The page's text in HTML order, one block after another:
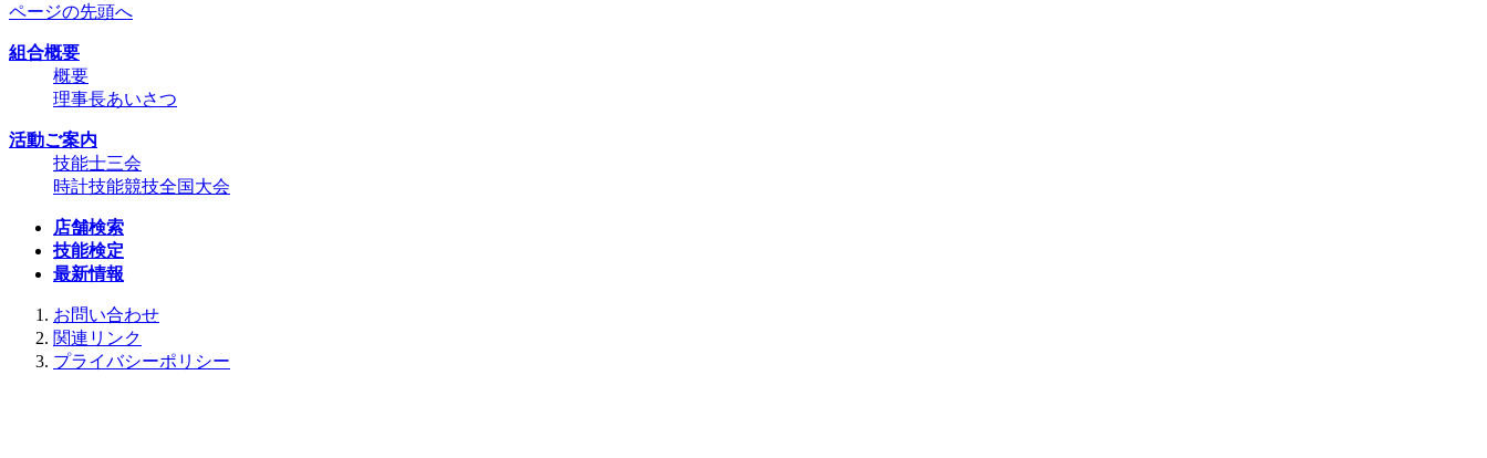
ページの先頭へ
組合概要
概要
理事長あいさつ
活動ご案内
技能士三会
時計技能競技全国大会
店舗検索
技能検定
最新情報
お問い合わせ
関連リンク
プライバシーポリシー